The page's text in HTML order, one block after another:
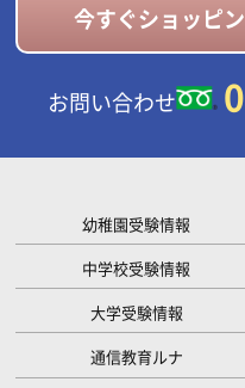
今すぐショッピ
お問い合わせ
幼稚園受験情報
中学校受験情報
大学受験情報
通信教育ルナ